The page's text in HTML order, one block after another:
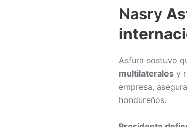
Nasry
Asfura sostuvo
multilaterales y
empresa,
hondureños.